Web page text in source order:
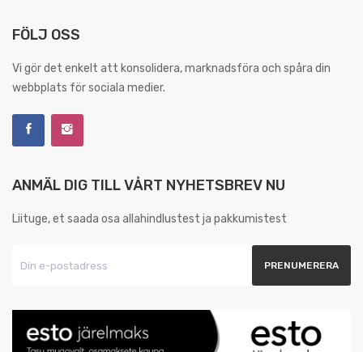
FÖLJ OSS
Vi gör det enkelt att konsolidera, marknadsföra och spåra din
webbplats för sociala medier.
ANMÄL DIG TILL VÅRT NYHETSBREV NU
Liituge, et saada osa allahindlustest ja pakkumistest